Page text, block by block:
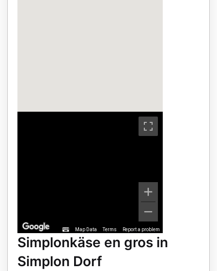
Map Data Terms Report a problem
Simplonkäse en gros in
Simplon Dorf